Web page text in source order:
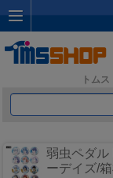
トム
弱虫ペダ
ーデイズ/